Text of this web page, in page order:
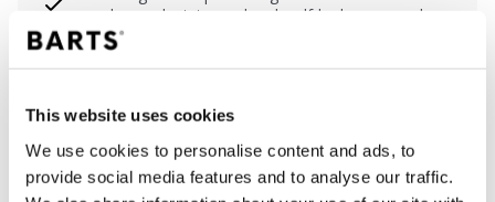
This website uses cookies
We use cookies to personalise content and ads, to
provide social media features and to analyse our traffic.
worden geplaatst, worden dezelfde dag verzonden
Gratis verzending voor orders boven € 50,- binnen
NL
Binnen 30 dagen retourneren
BESCHRIJVING